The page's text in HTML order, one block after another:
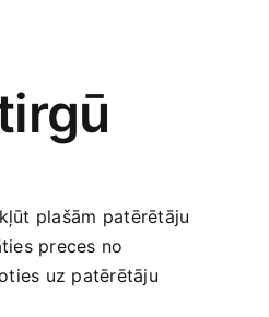
plašām⁣ patērētāju
preces no
uz patērētāju